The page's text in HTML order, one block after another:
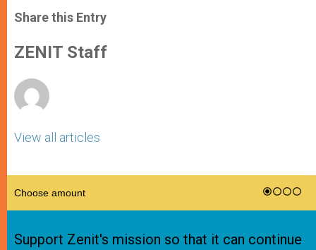
t
s
p
p
s
e
g
e
e
b
o
k
Share this Entry
ZENIT Staff
View all articles